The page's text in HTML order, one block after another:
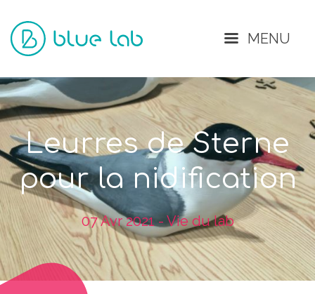
MENU
Leurres de Sterne
pour la nidification
07 Avr 2021 - Vie du lab